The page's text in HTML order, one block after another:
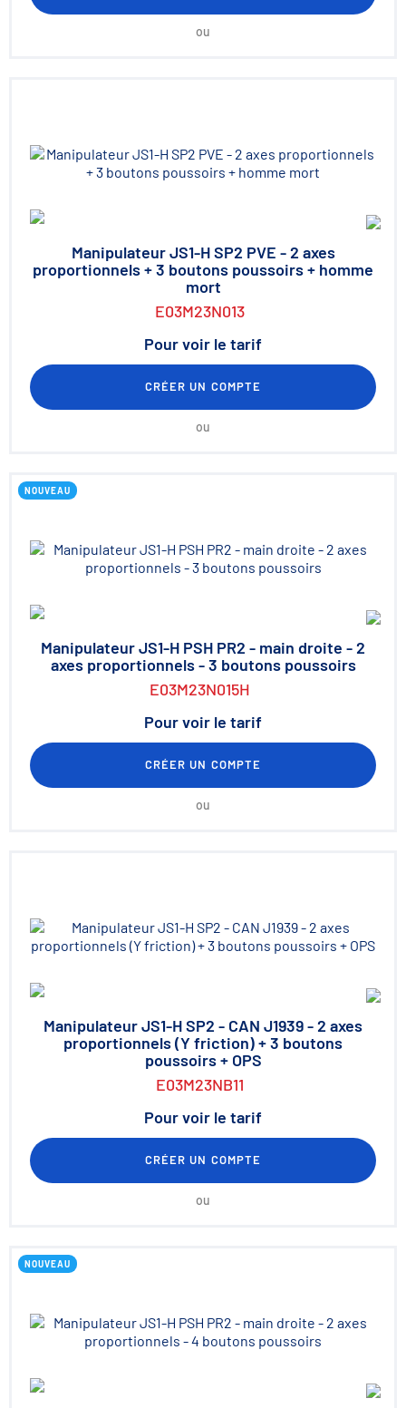
ou
Manipulateur JS1-H SP2 PVE - 2 axes
proportionnels + 3 boutons poussoirs + homme
mort
E03M23N013
Pour voir le tarif
CRÉER UN COMPTE
ou
NOUVEAU
Manipulateur JS1-H PSH PR2 - main droite - 2
axes proportionnels - 3 boutons poussoirs
E03M23N015H
Pour voir le tarif
CRÉER UN COMPTE
ou
Manipulateur JS1-H SP2 - CAN J1939 - 2 axes
proportionnels (Y friction) + 3 boutons
poussoirs + OPS
E03M23NB11
Pour voir le tarif
CRÉER UN COMPTE
ou
NOUVEAU